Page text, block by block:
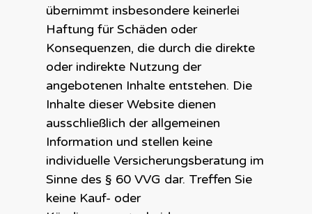
übernimmt insbesondere keinerlei
Haftung für Schäden oder
Konsequenzen, die durch die direkte
oder indirekte Nutzung der
angebotenen Inhalte entstehen. Die
Inhalte dieser Website dienen
ausschließlich der allgemeinen
Information und stellen keine
individuelle Versicherungsberatung im
Sinne des § 60 VVG dar. Treffen Sie
keine Kauf- oder